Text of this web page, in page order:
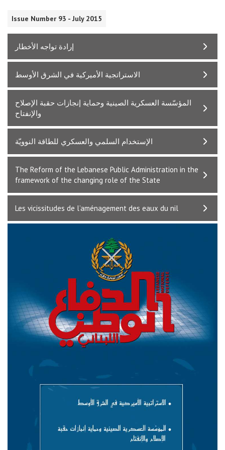
Issue Number 93 - July 2015
إرادة تواجه الأخطار
الاستراتجية الأميركية في الشرق الأوسط
المؤسّسة العسكرية الصينية وحماية إنجازات حقبة الإصلاح
والإنفتاح
الإستخدام السلمي والعسكري للطاقة النوويّة
The Reform of the Lebanese Public Administration in the
framework of the changing role of the State
Les vicissitudes de l’aménagement des eaux du nil